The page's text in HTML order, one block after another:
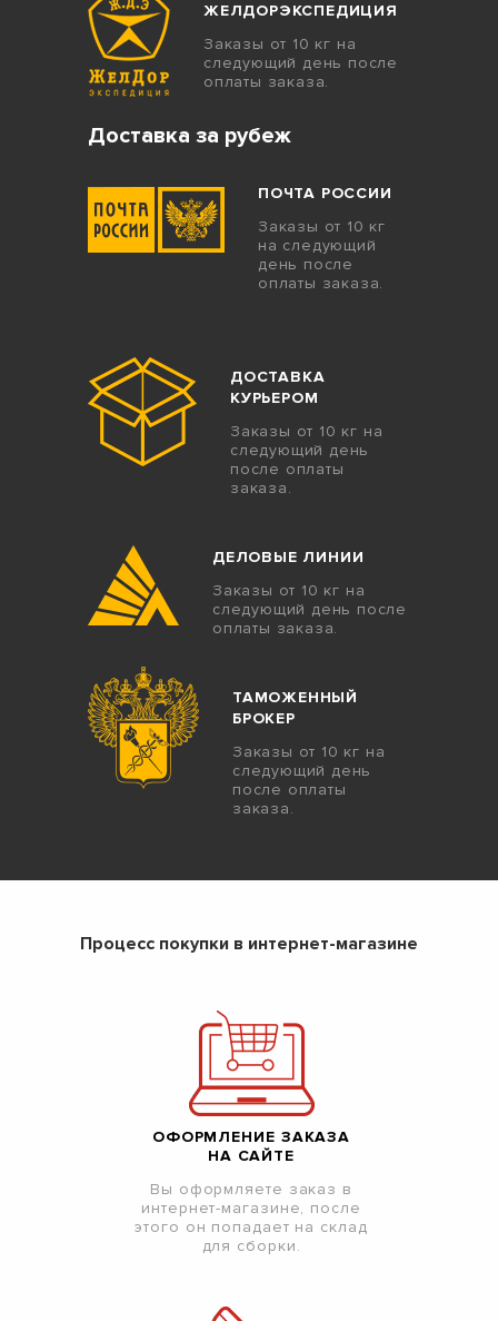
ЖЕЛДОРЭКСПЕДИЦИЯ
Заказы от 10 кг на
следующий день после
оплаты заказа.
Доставка за рубеж
ПОЧТА РОССИИ
Заказы от 10 кг
на следующий
день после
оплаты заказа.
ДОСТАВКА
КУРЬЕРОМ
Заказы от 10 кг на
следующий день
после оплаты
заказа.
ДЕЛОВЫЕ ЛИНИИ
Заказы от 10 кг на
следующий день после
оплаты заказа.
ТАМОЖЕННЫЙ
БРОКЕР
Заказы от 10 кг на
следующий день
после оплаты
заказа.
Процесс покупки в интернет-магазине
ОФОРМЛЕНИЕ ЗАКАЗА
НА САЙТЕ
Вы оформляете заказ в
интернет-магазине, после
этого он попадает на склад
для сборки.